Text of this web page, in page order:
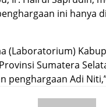
ini hanya
(Laboratorium)
Sumatera
penghargaan Adi